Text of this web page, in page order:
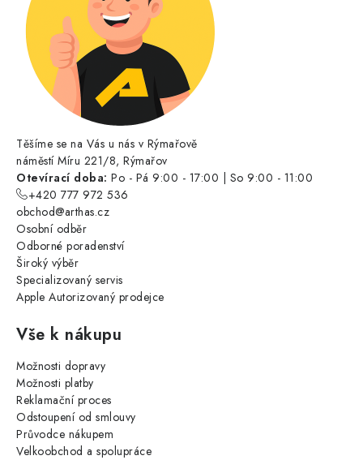
Těšíme se na Vás u nás v Rýmařově
náměstí Míru 221/8, Rýmařov
Otevírací doba: Po - Pá 9:00 - 17:00 | So 9:00 - 11:00
+420 777 972 536
obchod@arthas.cz
Osobní odběr
Odborné poradenství
Široký výběr
Specializovaný servis
Apple Autorizovaný prodejce
Vše k nákupu
Možnosti dopravy
Možnosti platby
Reklamační proces
Odstoupení od smlouvy
Průvodce nákupem
Velkoobchod a spolupráce